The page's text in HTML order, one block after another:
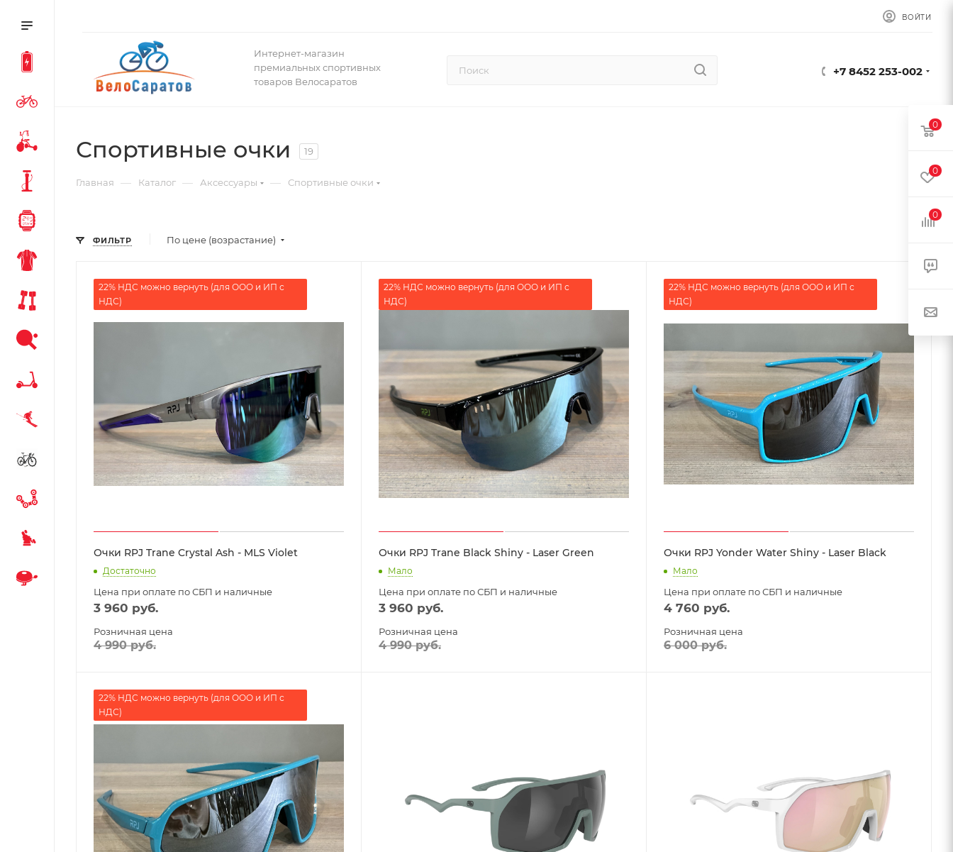
ВОЙТИ
Интернет-магазин
премиальных спортивных
товаров Велосаратов
+7 8452 253-002
Спортивные очки 19
Главная — Каталог — Аксессуары — Спортивные очки
ФИЛЬТР По цене (возрастание)
22% НДС можно вернуть (для ООО и ИП с
НДС)
Очки RPJ Trane Crystal Ash - MLS Violet
Достаточно
Цена при оплате по СБП и наличные
3 960 руб.
Розничная цена
4 990руб.
22% НДС можно вернуть (для ООО и ИП с
НДС)
Очки RPJ Trane Black Shiny - Laser Green
Мало
Цена при оплате по СБП и наличные
3 960 руб.
Розничная цена
4 990руб.
22% НДС можно вернуть (для ООО и ИП с
НДС)
Очки RPJ Yonder Water Shiny - Laser Black
Мало
Цена при оплате по СБП и наличные
4 760 руб.
Розничная цена
6 000руб.
22% НДС можно вернуть (для ООО и ИП с
НДС)
0
0
0